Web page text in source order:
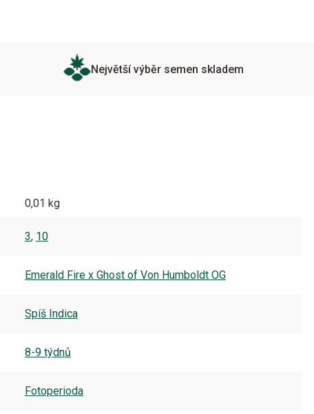
Největší výběr semen skladem
0,01 kg
3, 10
Emerald Fire x Ghost of Von Humboldt OG
Spíš Indica
8-9 týdnů
Fotoperioda